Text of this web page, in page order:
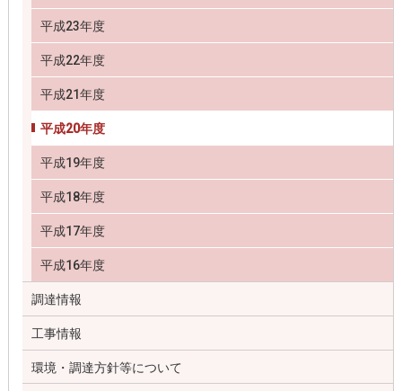
平成23年度
平成22年度
平成21年度
平成20年度
平成19年度
平成18年度
平成17年度
平成16年度
調達情報
工事情報
環境・調達方針等について